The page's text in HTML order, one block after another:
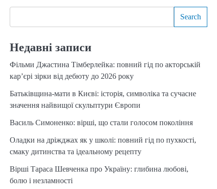
Search
Недавні записи
Фільми Джастина Тімберлейка: повний гід по акторській
кар’єрі зірки від дебюту до 2026 року
Батьківщина-мати в Києві: історія, символіка та сучасне
значення найвищої скульптури Європи
Василь Симоненко: вірші, що стали голосом покоління
Оладки на дріжджах як у школі: повний гід по пухкості,
смаку дитинства та ідеальному рецепту
Вірші Тараса Шевченка про Україну: глибина любові,
болю і незламності